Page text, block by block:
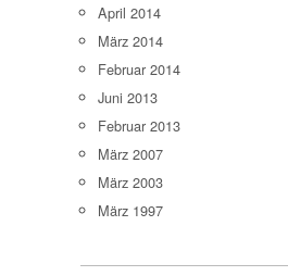
April 2014
März 2014
Februar 2014
Juni 2013
Februar 2013
März 2007
März 2003
März 1997